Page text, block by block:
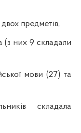
предметів,
(з них 9 складали
мови (27) та
складала